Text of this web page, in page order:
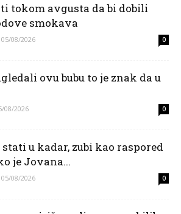
tokom avgusta da bi dobili
smokava
05/08/2026 0
ovu bubu to je znak da u
08/2026 0
u kadar, zubi kao raspored
je Jovana...
05/08/2026 0